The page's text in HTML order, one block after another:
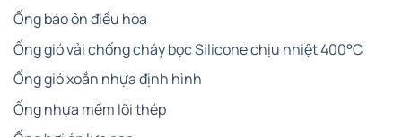
Ống bảo ôn điều hòa
Ống gió vải chống cháy bọc Silicone chịu nhiệt 400°C
Ống gió xoắn nhựa định hình
Ống nhựa mềm lõi thép